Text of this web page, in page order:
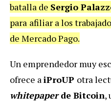
batalla de Sergio
para afiliar a los
de Mercado Pago.
Un emprendedor muy
ofrece a iProUP otra
whitepaperde Bitcoin,